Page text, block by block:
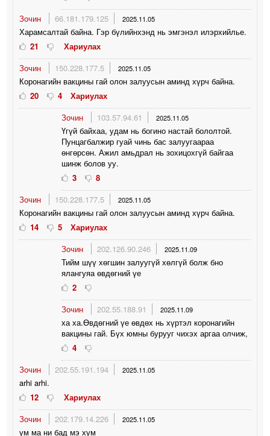
Зочин
66.181.179.125 2025.11.05
Харамсалтай байна. Гэр бүлийнхэнд нь эмгэнэл илэрхийлье.
21
Хариулах
Зочин
150.228.177.5 2025.11.05
Коронагийн вакцины гай олон залуусын аминд хүрч байна.
20
4
Хариулах
Зочин
103.57.94.61 2025.11.05
Үгүй байхаа, удам нь богино настай бололтой.
Пунцагбалжир гуай чинь бас залуугаараа
өнгөрсөн. Ажил амьдрал нь зохицохгүй байгаа
шинж болов уу.
3
8
Зочин
150.228.177.5 2025.11.05
Коронагийн вакцины гай олон залуусын аминд хүрч байна.
14
5
Хариулах
Зочин
202.126.90.246 2025.11.09
Тийм шүү хөгшин залуугүй хөлгүй болж бно
ялангуяа өвдөгний үе
2
Зочин
202.55.188.91 2025.11.09
ха ха.Өвдөгний үе өвдөх нь хүртэл коронагийн
вакцины гай. Бүх юмны бурууг чихэх аргаа олчиж,
4
Зочин
202.55.191.194 2025.11.05
arhi arhi.
12
Хариулах
Зочин
202.179.14.226 2025.11.05
ум ма ни бад мэ хум